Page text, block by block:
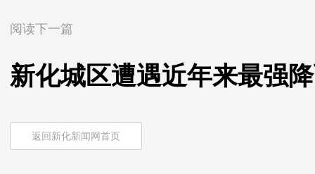
阅读下一篇
新化城区遭遇近年来最强
返回新化新闻网首页